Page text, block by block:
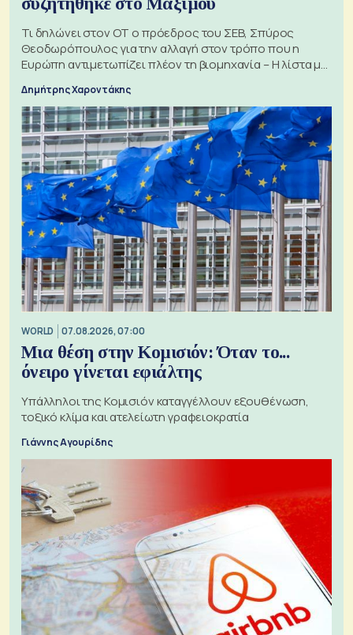
Τι δηλώνει στον ΟΤ ο πρόεδρος του ΣΕΒ, Σπύρος
Θεοδωρόπουλος για την αλλαγή στον τρόπο που η
Ευρώπη αντιμετωπίζει πλέον τη βιομηχανία – Η λίστα με
Δημήτρης Χαροντάκης
WORLD 07.08.2026, 07:00
Μια θέση στην Κομισιόν: Όταν το...
όνειρο γίνεται εφιάλτης
Υπάλληλοι της Κομισιόν καταγγέλλουν εξουθένωση,
τοξικό κλίμα και ατελείωτη γραφειοκρατία
Γιάννης Αγουρίδης